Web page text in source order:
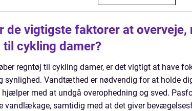
de vigtigste faktorer at overveje,
til cykling damer?
regntøj til cykling damer, er det vigtigt at have
synlighed. Vandtæthed er nødvendig for at holde
hjælper med at undgå overophedning og sved.
vandlækage, samtidig med at det giver